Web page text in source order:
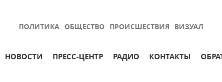
ПОЛИТИКА ОБЩЕСТВО ПРОИСШЕСТВИЯ ВИЗУАЛ
НОВОСТИ ПРЕСС-ЦЕНТР РАДИО КОНТАКТЫ